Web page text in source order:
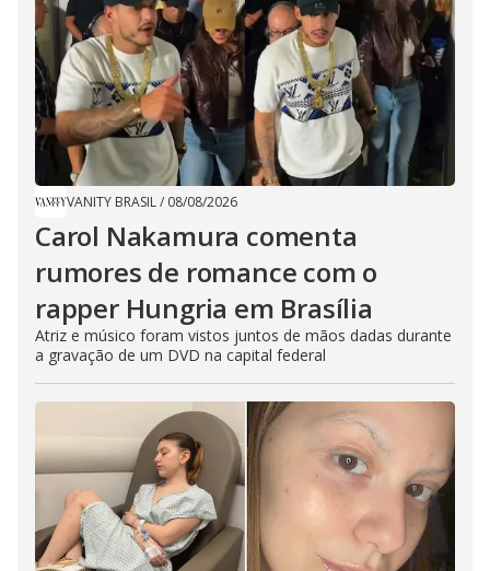
VANITY BRASIL/ 08/08/2026
Carol Nakamura comenta
rumores de romance com o
rapper Hungria em Brasília
Atriz e músico foram vistos juntos de mãos dadas durante
a gravação de um DVD na capital federal